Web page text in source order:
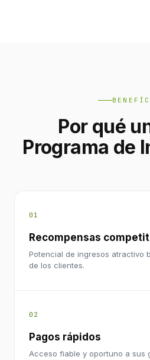
Por qué
Programa de
01
Recompensas
Potencial de ingresos atractivo
de los clientes.
02
Pagos rápidos
Acceso fiable y oportuno a sus